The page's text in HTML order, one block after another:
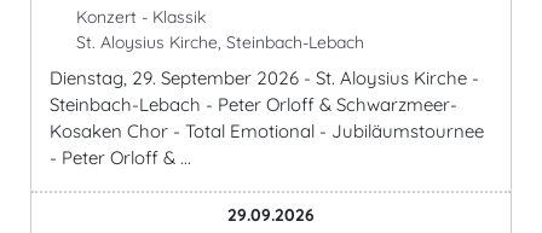
Konzert - Klassik
St. Aloysius Kirche, Steinbach-Lebach
Dienstag, 29. September 2026 - St. Aloysius Kirche -
Steinbach-Lebach - Peter Orloff & Schwarzmeer-
Kosaken Chor - Total Emotional - Jubiläumstournee
- Peter Orloff & ...
29.09.2026